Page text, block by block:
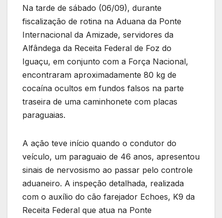
Na tarde de sábado (06/09), durante
fiscalização de rotina na Aduana da Ponte
Internacional da Amizade, servidores da
Alfândega da Receita Federal de Foz do
Iguaçu, em conjunto com a Força Nacional,
encontraram aproximadamente 80 kg de
cocaína ocultos em fundos falsos na parte
traseira de uma caminhonete com placas
paraguaias.
A ação teve início quando o condutor do
veículo, um paraguaio de 46 anos, apresentou
sinais de nervosismo ao passar pelo controle
aduaneiro. A inspeção detalhada, realizada
com o auxílio do cão farejador Echoes, K9 da
Receita Federal que atua na Ponte